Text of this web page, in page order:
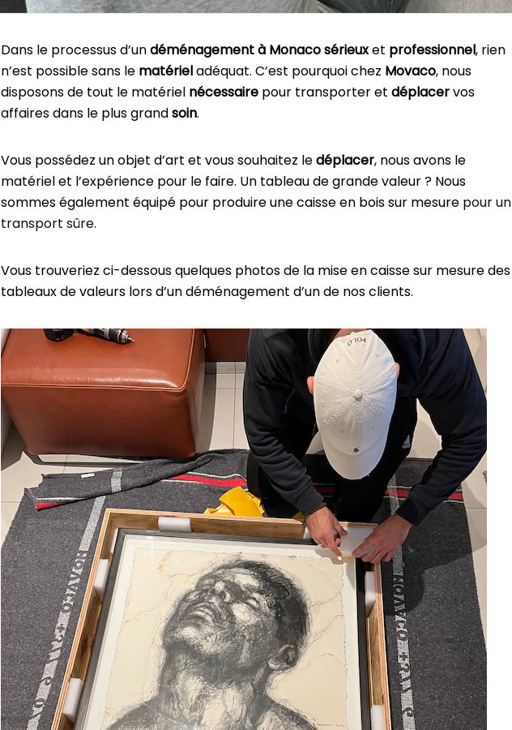
Dans le processus d’undéménagement à Monacosérieuxet professionnel, rien
n’est possible sans le matérieladéquat. C’est pourquoi chez Movaco, nous
disposons de tout le matériel nécessaire pour transporter et déplacervos
affaires dans le plus grandsoin.
Vous possédez un objet d’art et vous souhaitez ledéplacer, nous avons le
matériel et l’expérience pour le faire. Un tableau de grande valeur ? Nous
sommes également équipé pour produire une caisse en bois sur mesure pour un
transport sûre.
Vous trouveriez ci-dessous quelques photos de la mise en caisse sur mesure des
tableaux de valeurs lors d’un déménagement d’un de nos clients.